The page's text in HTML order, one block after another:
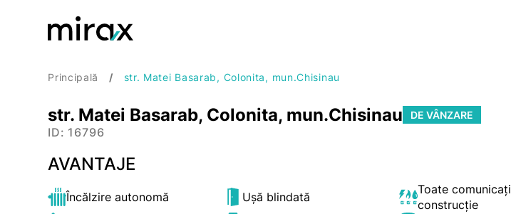
Principală str. Matei Basarab, Colonita, mun.Chisinau
str. Matei Basarab, Colonita, mun.Chisinau DE VÂNZARE
ID: 16796
AVANTAJE
Încălzire autonomă Ușă blindată
Toate
construcție